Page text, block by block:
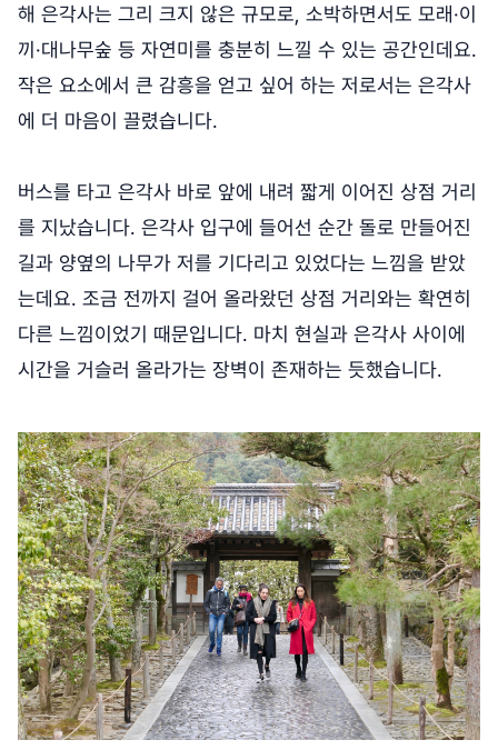
해 은각사는 그리 크지 않은 규모로, 소박하면서도 모래·이
끼·대나무숲 등 자연미를 충분히 느낄 수 있는 공간인데요.
작은 요소에서 큰 감흥을 얻고 싶어 하는 저로서는 은각사
에 더 마음이 끌렸습니다.
버스를 타고 은각사 바로 앞에 내려 짧게 이어진 상점 거리
를 지났습니다. 은각사 입구에 들어선 순간 돌로 만들어진
길과 양옆의 나무가 저를 기다리고 있었다는 느낌을 받았
는데요. 조금 전까지 걸어 올라왔던 상점 거리와는 확연히
다른 느낌이었기 때문입니다. 마치 현실과 은각사 사이에
시간을 거슬러 올라가는 장벽이 존재하는 듯했습니다.